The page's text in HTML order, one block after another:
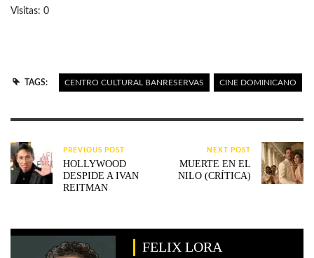
Visitas: 0
TAGS: CENTRO CULTURAL BANRESERVAS CINE DOMINICANO
PREVIOUS POST
HOLLYWOOD
DESPIDE A IVAN
REITMAN
NEXT POST
MUERTE EN EL
NILO (CRÍTICA)
FELIX LORA